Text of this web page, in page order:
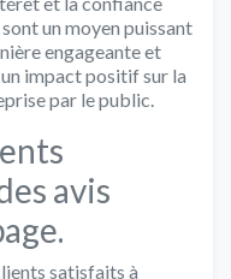
un moyen puissant
engageante et
impact positif sur la
par le public.
avis
satisfaits à